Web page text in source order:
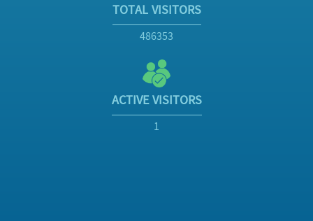
TOTAL VISITORS
486353
ACTIVE VISITORS
1